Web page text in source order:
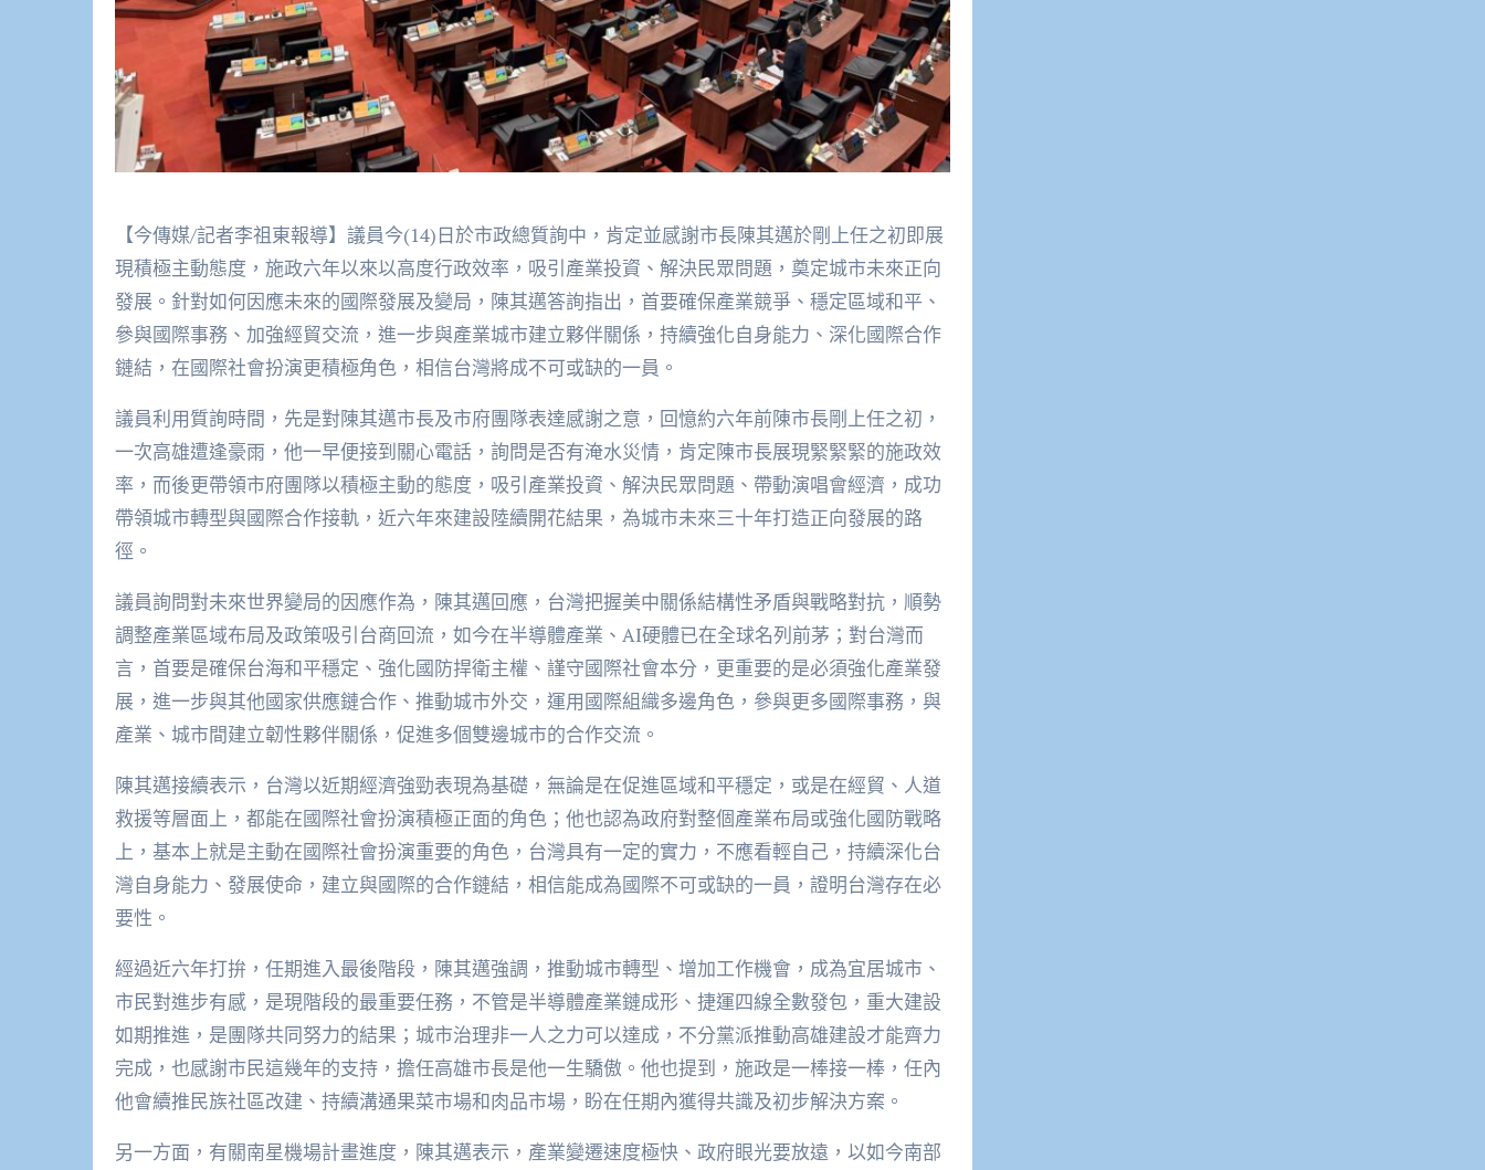
【今傳媒/記者李祖東報導】議員今(14)日於市政總質詢中，肯定並感謝市長陳其邁於剛上任之初即展
現積極主動態度，施政六年以來以高度行政效率，吸引產業投資、解決民眾問題，奠定城市未來正向
發展。針對如何因應未來的國際發展及變局，陳其邁答詢指出，首要確保產業競爭、穩定區域和平、
參與國際事務、加強經貿交流，進一步與產業城市建立夥伴關係，持續強化自身能力、深化國際合作
鏈結，在國際社會扮演更積極角色，相信台灣將成不可或缺的一員。
議員利用質詢時間，先是對陳其邁市長及市府團隊表達感謝之意，回憶約六年前陳市長剛上任之初，
一次高雄遭逢豪雨，他一早便接到關心電話，詢問是否有淹水災情，肯定陳市長展現緊緊緊的施政效
率，而後更帶領市府團隊以積極主動的態度，吸引產業投資、解決民眾問題、帶動演唱會經濟，成功
帶領城市轉型與國際合作接軌，近六年來建設陸續開花結果，為城市未來三十年打造正向發展的路
徑。
議員詢問對未來世界變局的因應作為，陳其邁回應，台灣把握美中關係結構性矛盾與戰略對抗，順勢
調整產業區域布局及政策吸引台商回流，如今在半導體產業、AI硬體已在全球名列前茅；對台灣而
言，首要是確保台海和平穩定、強化國防捍衛主權、謹守國際社會本分，更重要的是必須強化產業發
展，進一步與其他國家供應鏈合作、推動城市外交，運用國際組織多邊角色，參與更多國際事務，與
產業、城市間建立韌性夥伴關係，促進多個雙邊城市的合作交流。
陳其邁接續表示，台灣以近期經濟強勁表現為基礎，無論是在促進區域和平穩定，或是在經貿、人道
救援等層面上，都能在國際社會扮演積極正面的角色；他也認為政府對整個產業布局或強化國防戰略
上，基本上就是主動在國際社會扮演重要的角色，台灣具有一定的實力，不應看輕自己，持續深化台
灣自身能力、發展使命，建立與國際的合作鏈結，相信能成為國際不可或缺的一員，證明台灣存在必
要性。
經過近六年打拚，任期進入最後階段，陳其邁強調，推動城市轉型、增加工作機會，成為宜居城市、
市民對進步有感，是現階段的最重要任務，不管是半導體產業鏈成形、捷運四線全數發包，重大建設
如期推進，是團隊共同努力的結果；城市治理非一人之力可以達成，不分黨派推動高雄建設才能齊力
完成，也感謝市民這幾年的支持，擔任高雄市長是他一生驕傲。他也提到，施政是一棒接一棒，任內
他會續推民族社區改建、持續溝通果菜市場和肉品市場，盼在任期內獲得共識及初步解決方案。
另一方面，有關南星機場計畫進度，陳其邁表示，產業變遷速度極快、政府眼光要放遠，以如今南部